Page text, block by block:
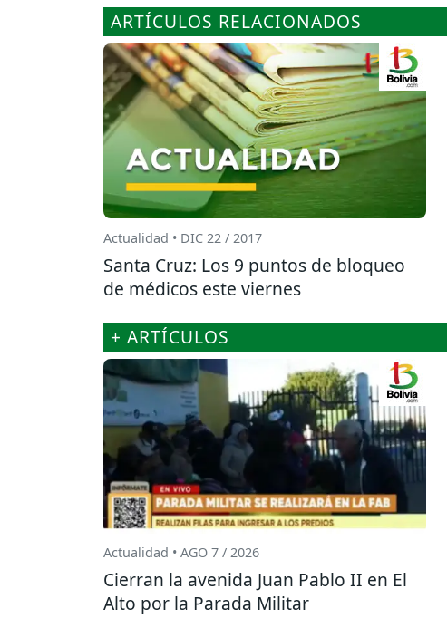
ARTÍCULOS RELACIONADOS
Actualidad • DIC 22 / 2017
Santa Cruz: Los 9 puntos de bloqueo
de médicos este viernes
+ ARTÍCULOS
Actualidad • AGO 7 / 2026
Cierran la avenida Juan Pablo II en El
Alto por la Parada Militar